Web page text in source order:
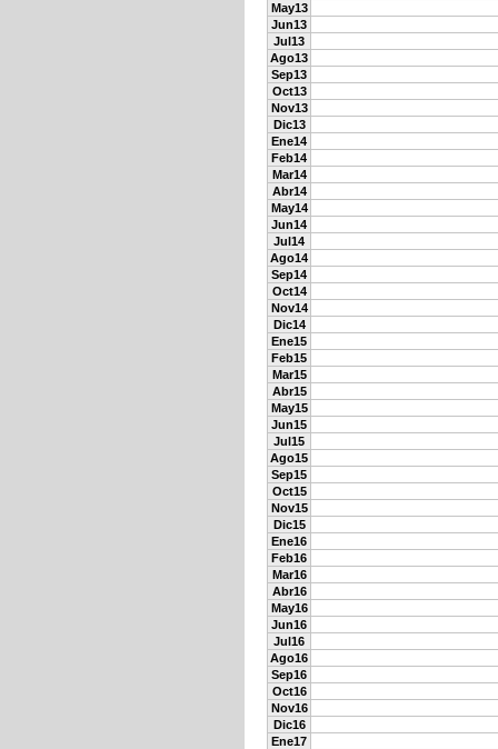
May13
Jun13
Jul13
Ago13
Sep13
Oct13
Nov13
Dic13
Ene14
Feb14
Mar14
Abr14
May14
Jun14
Jul14
Ago14
Sep14
Oct14
Nov14
Dic14
Ene15
Feb15
Mar15
Abr15
May15
Jun15
Jul15
Ago15
Sep15
Oct15
Nov15
Dic15
Ene16
Feb16
Mar16
Abr16
May16
Jun16
Jul16
Ago16
Sep16
Oct16
Nov16
Dic16
Ene17